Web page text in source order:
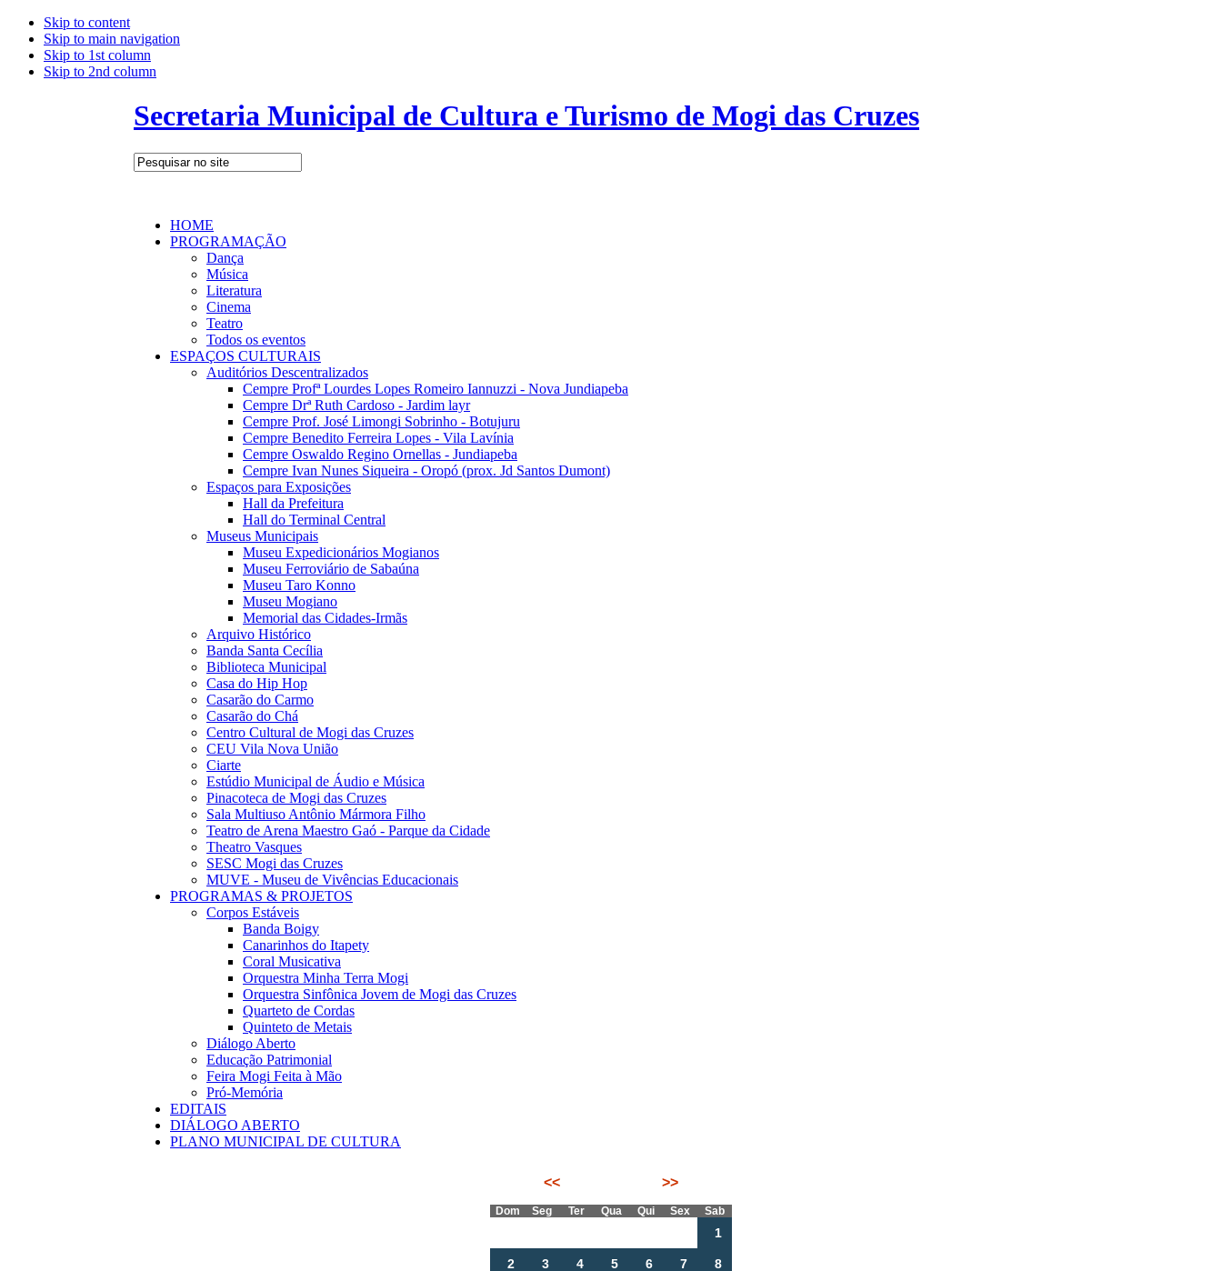
Skip to content
Skip to main navigation
Skip to 1st column
Skip to 2nd column
Secretaria Municipal de Cultura e Turismo de Mogi das Cruzes
HOME
PROGRAMAÇÃO
Dança
Música
Literatura
Cinema
Teatro
Todos os eventos
ESPAÇOS CULTURAIS
Auditórios Descentralizados
Cempre Profª Lourdes Lopes Romeiro Iannuzzi - Nova Jundiapeba
Cempre Drª Ruth Cardoso - Jardim layr
Cempre Prof. José Limongi Sobrinho - Botujuru
Cempre Benedito Ferreira Lopes - Vila Lavínia
Cempre Oswaldo Regino Ornellas - Jundiapeba
Cempre Ivan Nunes Siqueira - Oropó (prox. Jd Santos Dumont)
Espaços para Exposições
Hall da Prefeitura
Hall do Terminal Central
Museus Municipais
Museu Expedicionários Mogianos
Museu Ferroviário de Sabaúna
Museu Taro Konno
Museu Mogiano
Memorial das Cidades-Irmãs
Arquivo Histórico
Banda Santa Cecília
Biblioteca Municipal
Casa do Hip Hop
Casarão do Carmo
Casarão do Chá
Centro Cultural de Mogi das Cruzes
CEU Vila Nova União
Ciarte
Estúdio Municipal de Áudio e Música
Pinacoteca de Mogi das Cruzes
Sala Multiuso Antônio Mármora Filho
Teatro de Arena Maestro Gaó - Parque da Cidade
Theatro Vasques
SESC Mogi das Cruzes
MUVE - Museu de Vivências Educacionais
PROGRAMAS & PROJETOS
Corpos Estáveis
Banda Boigy
Canarinhos do Itapety
Coral Musicativa
Orquestra Minha Terra Mogi
Orquestra Sinfônica Jovem de Mogi das Cruzes
Quarteto de Cordas
Quinteto de Metais
Diálogo Aberto
Educação Patrimonial
Feira Mogi Feita à Mão
Pró-Memória
EDITAIS
DIÁLOGO ABERTO
PLANO MUNICIPAL DE CULTURA
<< >>
Dom Seg Ter Qua Qui Sex Sab
1
2 3 4 5 6 7 8